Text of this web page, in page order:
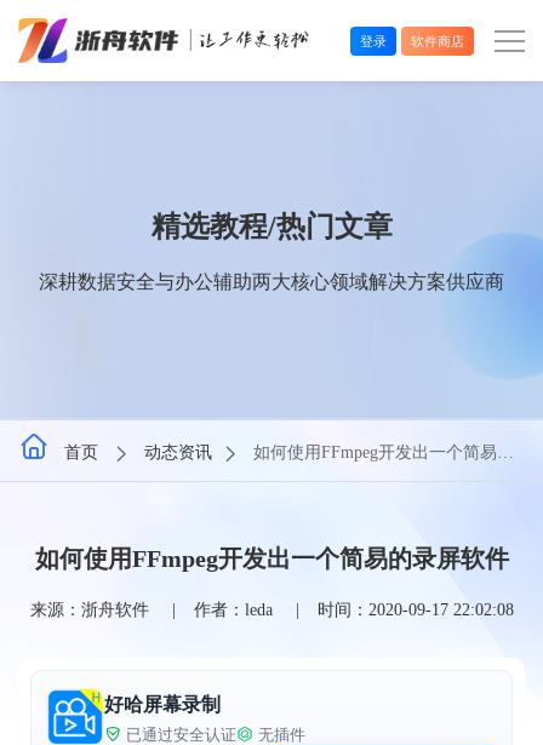
登录 软件商店
精选教程/热门文章
深耕数据安全与办公辅助两大核心领域解决方案供应商
首页 动态资讯 如何使用FFmpeg开发出一个简易的
如何使用FFmpeg开发出一个简易的录屏软件
来源：浙舟软件 作者：leda 时间：2020-09-17 22:02:08
好哈屏幕录制
已通过安全认证
无插件